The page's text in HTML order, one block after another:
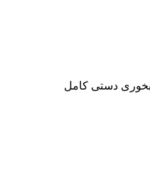
آبخوری دستی کامل